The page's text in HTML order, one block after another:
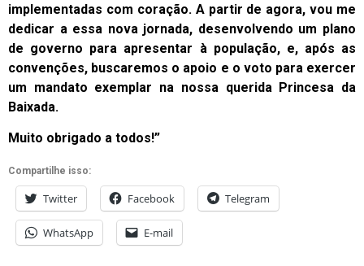
implementadas com coração. A partir de agora, vou me
dedicar a essa nova jornada, desenvolvendo um plano
de governo para apresentar à população, e, após as
convenções, buscaremos o apoio e o voto para exercer
um mandato exemplar na nossa querida Princesa da
Baixada.
Muito obrigado a todos!”
Compartilhe isso:
Twitter Facebook Telegram
WhatsApp E-mail